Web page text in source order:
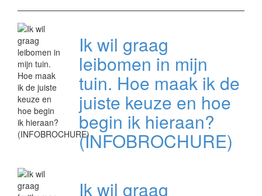
Ik wil graag
leibomen in mijn
tuin. Hoe maak ik de
juiste keuze en hoe
begin ik hieraan?
(INFOBROCHURE)
Ik wil graag